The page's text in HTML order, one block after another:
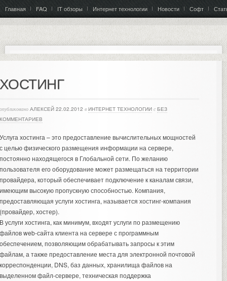
Главная FAQ IT обзоры Интернет технологии Новости Софт
АЛЕКСЕЙ 22.02.2012 в ИНТЕРНЕТ ТЕХНОЛОГИИ с БЕЗ
хостинга – это предоставление вычислительных мощностей
целью физического размещения информации на сервере,
находящегося в Глобальной сети. По желанию
его оборудование может размещаться на территории
который обеспечивает подключение к каналам связи,
высокую пропускную способностью. Компания,
услуги хостинга, называется хостинг-компания
хостер).
услуги хостинга, как минимум, входят услуги по размещению
web-сайта клиента на сервере с программным
позволяющим обрабатывать запросы к этим
а также предоставление места для электронной почтовой
DNS, баз данных, хранилища файлов на
файл-сервере, техническая поддержка